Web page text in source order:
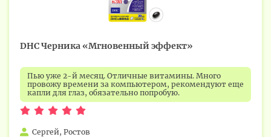
DHC Черника «Мгновенный эффект»
Пью уже 2-й месяц. Отличные витамины. Много
провожу времени за компьютером, рекомендуют еще
капли для глаз, обязательно попробую.
Сергей, Ростов